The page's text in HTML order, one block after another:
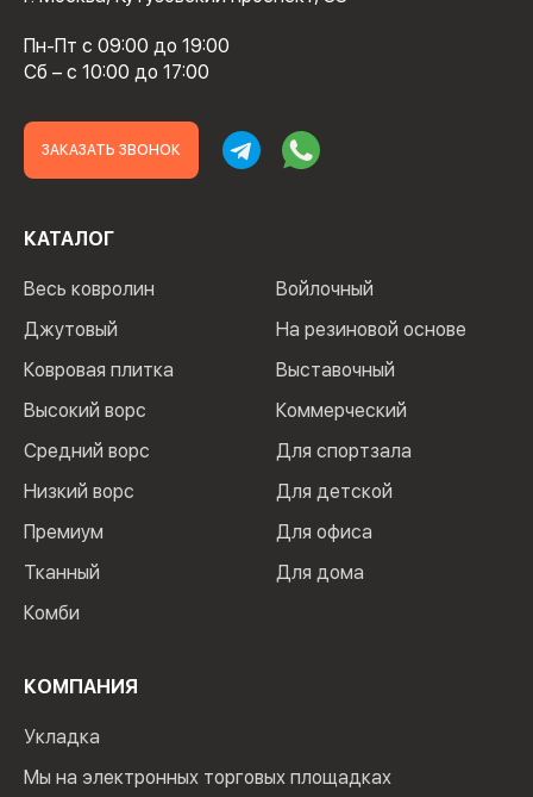
Пн-Пт с 09:00 до 19:00
Сб – с 10:00 до 17:00
ЗАКАЗАТЬ ЗВОНОК
КАТАЛОГ
Весь ковролин
Джутовый
Ковровая плитка
Высокий ворс
Средний ворс
Низкий ворс
Премиум
Тканный
Комби
Войлочный
На резиновой основе
Выставочный
Коммерческий
Для спортзала
Для детской
Для офиса
Для дома
КОМПАНИЯ
Укладка
Мы на электронных торговых площадках